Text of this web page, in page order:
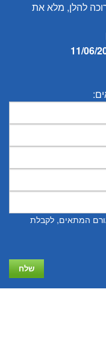
להלן, מלא את
המתאים, לקבלת